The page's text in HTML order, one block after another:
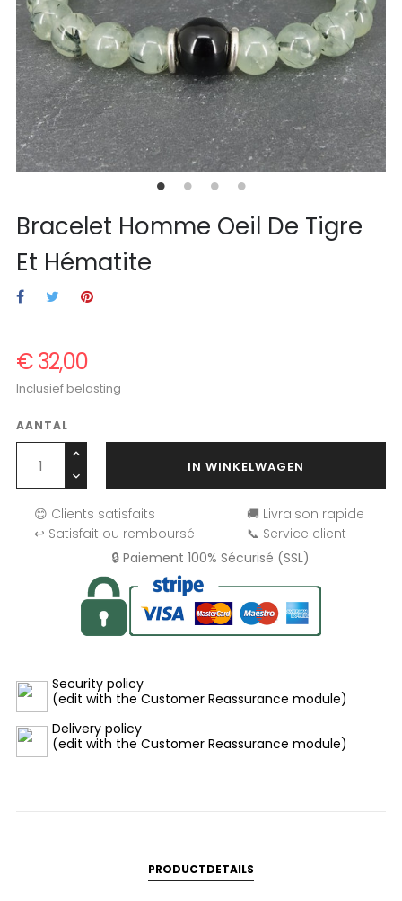
Bracelet Homme Oeil De Tigre
Et Hématite
€ 32,00
Inclusief belasting
AANTAL
IN WINKELWAGEN
😊 Clients satisfaits
🚚 Livraison rapide
↩️ Satisfait ou remboursé
📞 Service client
🔒 Paiement 100% Sécurisé (SSL)
Security policy
(edit with the Customer Reassurance module)
Delivery policy
(edit with the Customer Reassurance module)
PRODUCTDETAILS